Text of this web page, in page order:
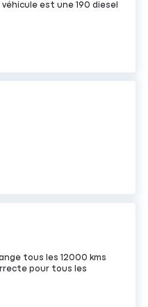
est une 190 diesel
tous les 12000 kms
pour tous les